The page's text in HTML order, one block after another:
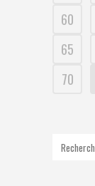
60
65
70